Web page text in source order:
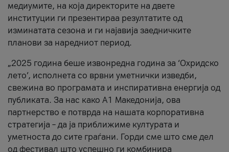
медиумите, на која директорите на двете
институции ги презентираа резултатите од
изминатата сезона и ги најавија заедничките
планови за наредниот период.
„2025 година беше извонредна година за ‘Охридско
лето’, исполнета со врвни уметнички изведби,
свежина во програмата и инспиративна енергија од
публиката. За нас како A1 Македонија, ова
партнерство е потврда на нашата корпоративна
стратегија – да ја приближиме културата и
уметноста до сите граѓани. Горди сме што сме дел
од фестивал што успешно ги комбинира